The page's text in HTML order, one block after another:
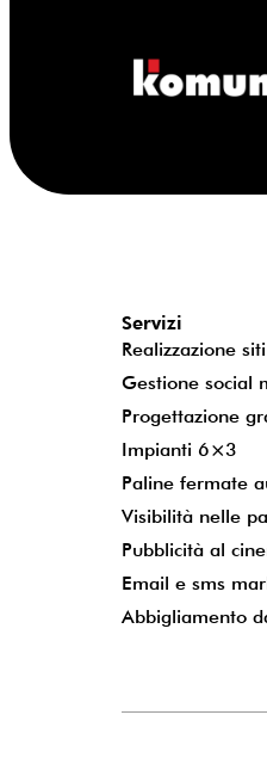
Servizi
Realizzazione
Gestione social
Progettazione
Impianti 6×3
Paline fermate
Visibilità nelle
Pubblicità al
Email e sms
Abbigliamento